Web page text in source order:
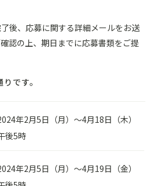
後、応募に関する詳細メールをお送
認の上、期日までに応募書類をご提
です。
年2月5日（月）～4月18日（木）
後5時
年2月5日（月）～4月19日（金）